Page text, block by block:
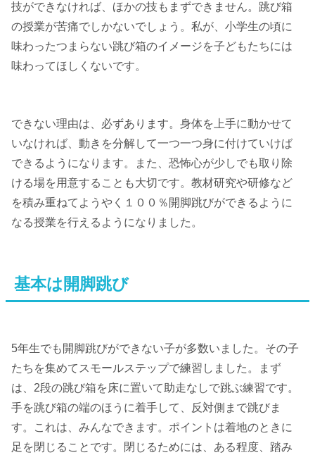
技ができなければ、ほかの技もまずできません。跳び箱
の授業が苦痛でしかないでしょう。私が、小学生の頃に
味わったつまらない跳び箱のイメージを子どもたちには
味わってほしくないです。
できない理由は、必ずあります。身体を上手に動かせて
いなければ、動きを分解して一つ一つ身に付けていけば
できるようになります。また、恐怖心が少しでも取り除
ける場を用意することも大切です。教材研究や研修など
を積み重ねてようやく１００％開脚跳びができるように
なる授業を行えるようになりました。
基本は開脚跳び
5年生でも開脚跳びができない子が多数いました。その子
たちを集めてスモールステップで練習しました。まず
は、2段の跳び箱を床に置いて助走なしで跳ぶ練習です。
手を跳び箱の端のほうに着手して、反対側まで跳びま
す。これは、みんなできます。ポイントは着地のときに
足を閉じることです。閉じるためには、ある程度、踏み